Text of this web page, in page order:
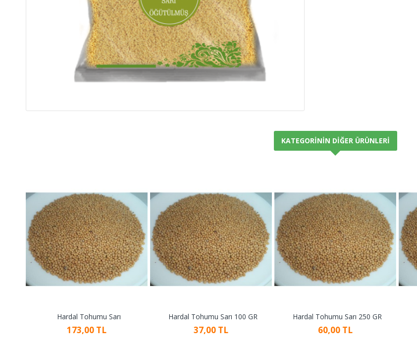
KATEGORININ DIĞER ÜRÜNLERI
Hardal Tohumu Sarı
173,00 TL
Hardal Tohumu Sarı 100 GR
37,00 TL
Hardal Tohumu Sarı 250 GR
60,00 TL